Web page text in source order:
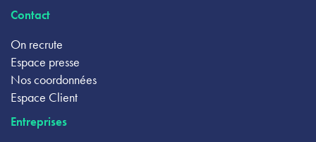
Contact
On recrute
Espace presse
Nos coordonnées
Espace Client
Entreprises